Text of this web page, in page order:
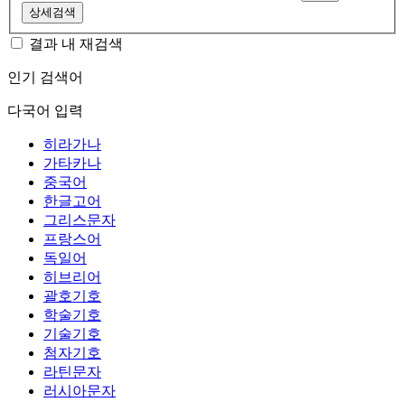
상세검색
결과 내 재검색
인기 검색어
다국어 입력
히라가나
가타카나
중국어
한글고어
그리스문자
프랑스어
독일어
히브리어
괄호기호
학술기호
기술기호
첨자기호
라틴문자
러시아문자